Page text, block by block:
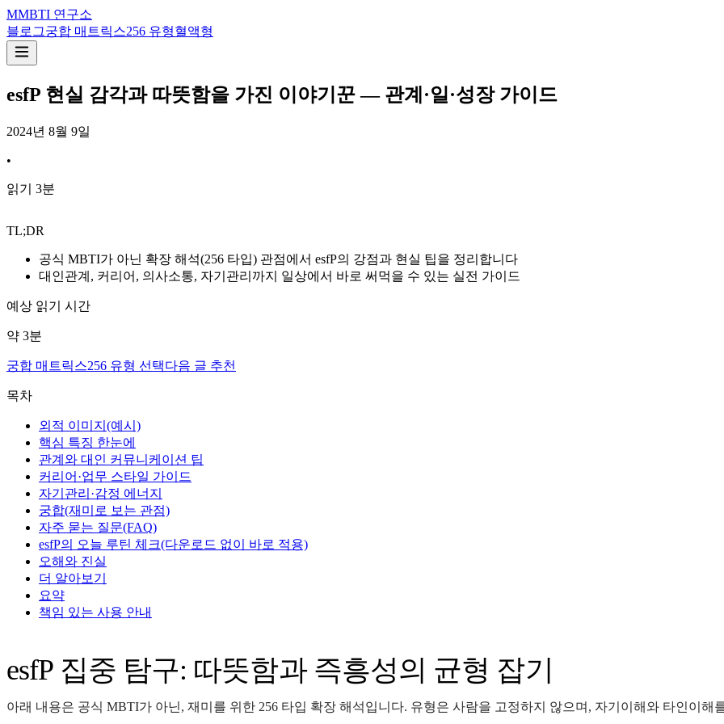
MMBTI 연구소
블로그궁합 매트릭스256 유형혈액형
esfP 현실 감각과 따뜻함을 가진 이야기꾼 — 관계·일·성장 가이드
2024년 8월 9일
•
읽기 3분
TL;DR
공식 MBTI가 아닌 확장 해석(256 타입) 관점에서 esfP의 강점과 현실 팁을 정리합니다
대인관계, 커리어, 의사소통, 자기관리까지 일상에서 바로 써먹을 수 있는 실전 가이드
예상 읽기 시간
약 3분
궁합 매트릭스256 유형 선택다음 글 추천
목차
외적 이미지(예시)
핵심 특징 한눈에
관계와 대인 커뮤니케이션 팁
커리어·업무 스타일 가이드
자기관리·감정 에너지
궁합(재미로 보는 관점)
자주 묻는 질문(FAQ)
esfP의 오늘 루틴 체크(다운로드 없이 바로 적용)
오해와 진실
더 알아보기
요약
책임 있는 사용 안내
esfP 집중 탐구: 따뜻함과 즉흥성의 균형 잡기
아래 내용은 공식 MBTI가 아닌, 재미를 위한 256 타입 확장 해석입니다. 유형은 사람을 고정하지 않으며, 자기이해와 타인이해